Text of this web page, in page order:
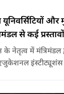
और
से कई
के नेतृत्व में
इंस्टीट्यूशंस